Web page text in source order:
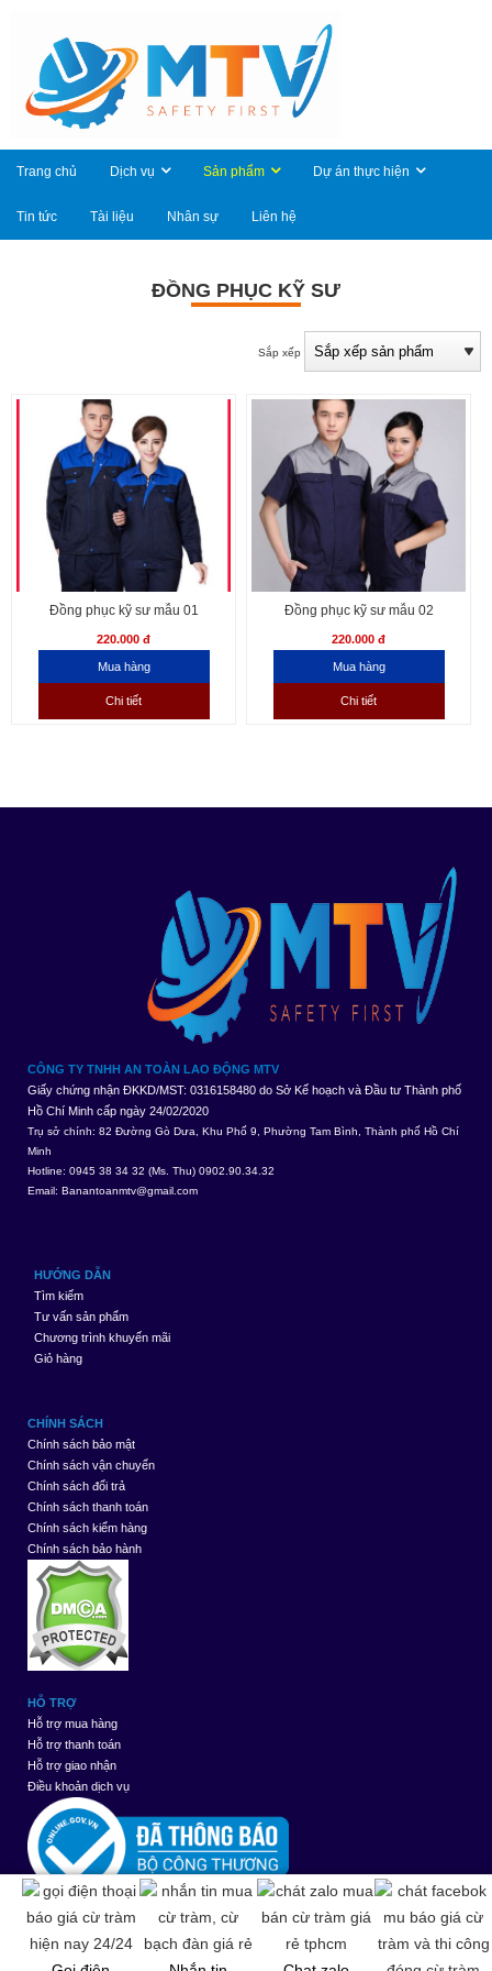
Trang chủ Dịch vụ Sản phẩm Dự án thực hiện
Tin tức Tài liệu Nhân sự Liên hệ
ĐỒNG PHỤC KỸ SƯ
Sắp xếp
Đồng phục kỹ sư mẫu 01
220.000 đ
Chi tiết
Đồng phục kỹ sư mẫu 02
220.000 đ
Chi tiết
CÔNG TY TNHH AN TOÀN LAO ĐỘNG MTV
Giấy chứng nhận ĐKKD/MST: 0316158480 do Sở Kế hoạch và Đầu tư Thành phố
Hồ Chí Minh cấp ngày 24/02/2020
Trụ sở chính: 82 Đường Gò Dưa, Khu Phố 9, Phường Tam Bình, Thành phố Hồ Chí
Minh
Hotline: 0945 38 34 32 (Ms. Thu) 0902.90.34.32
Email: Banantoanmtv@gmail.com
HƯỚNG DẪN
Tìm kiếm
Tư vấn sản phẩm
Chương trình khuyến mãi
Giỏ hàng
CHÍNH SÁCH
Chính sách bảo mật
Chính sách vận chuyển
Chính sách đổi trả
Chính sách thanh toán
Chính sách kiểm hàng
Chính sách bảo hành
HỖ TRỢ
Hỗ trợ mua hàng
Hỗ trợ thanh toán
Hỗ trợ giao nhận
Điều khoản dịch vụ
Thiết kế webbởi
Đang
261
Tuần
8794
Tháng
11354
Tổng 1191145